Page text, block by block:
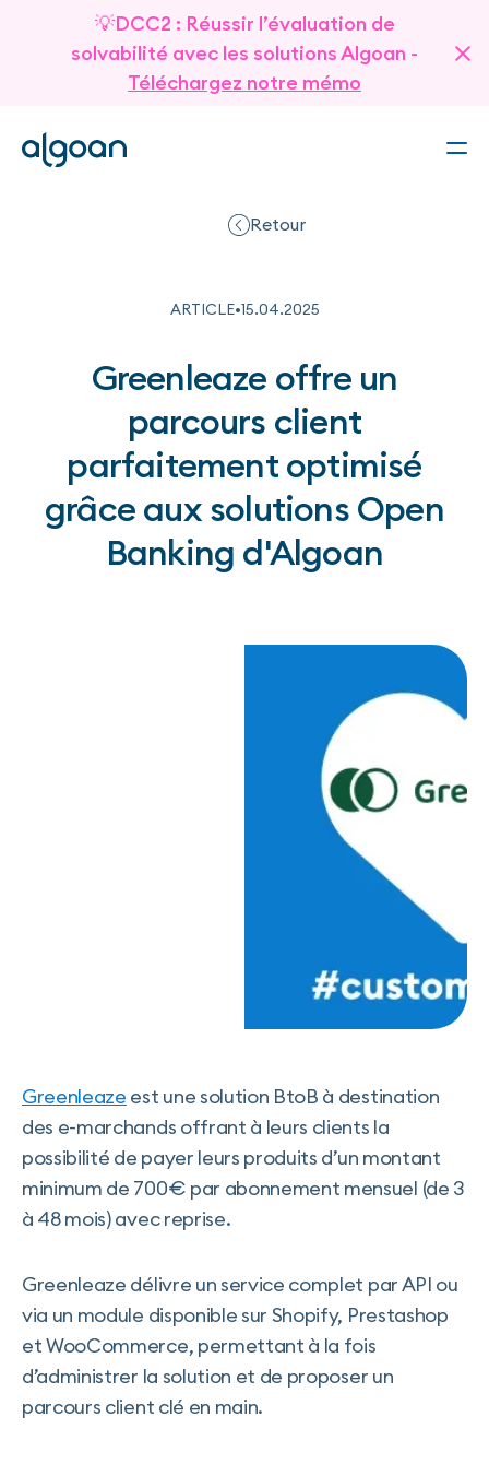
💡DCC2 : Réussir l’évaluation de
solvabilité avec les solutions Algoan -
Téléchargez notre mémo
Retour
ARTICLE•15.04.2025
Greenleaze offre un
parcours client
parfaitement optimisé
grâce aux solutions Open
Banking d'Algoan
Greenleaze est une solution BtoB à destination
des e-marchands offrant à leurs clients la
possibilité de payer leurs produits d’un montant
minimum de 700€ par abonnement mensuel (de 3
à 48 mois) avec reprise.
Greenleaze délivre un service complet par API ou
via un module disponible sur Shopify, Prestashop
et WooCommerce, permettant à la fois
d’administrer la solution et de proposer un
parcours client clé en main.